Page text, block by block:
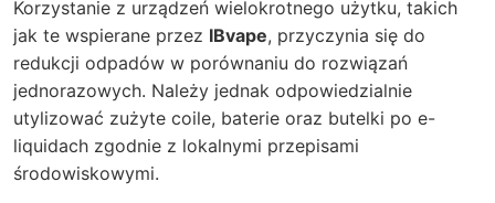
Korzystanie z urządzeń wielokrotnego użytku, takich
jak te wspierane przez IBvape, przyczynia się do
redukcji odpadów w porównaniu do rozwiązań
jednorazowych. Należy jednak odpowiedzialnie
utylizować zużyte coile, baterie oraz butelki po e-
liquidach zgodnie z lokalnymi przepisami
środowiskowymi.